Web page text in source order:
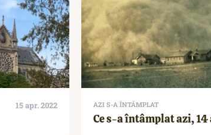
15 apr. 2022 AZI S-A ÎNTÂMPLAT
Ce s-a întâmplat azi,